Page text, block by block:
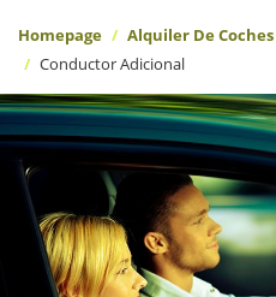
Homepage Alquiler De Coches
Conductor Adicional